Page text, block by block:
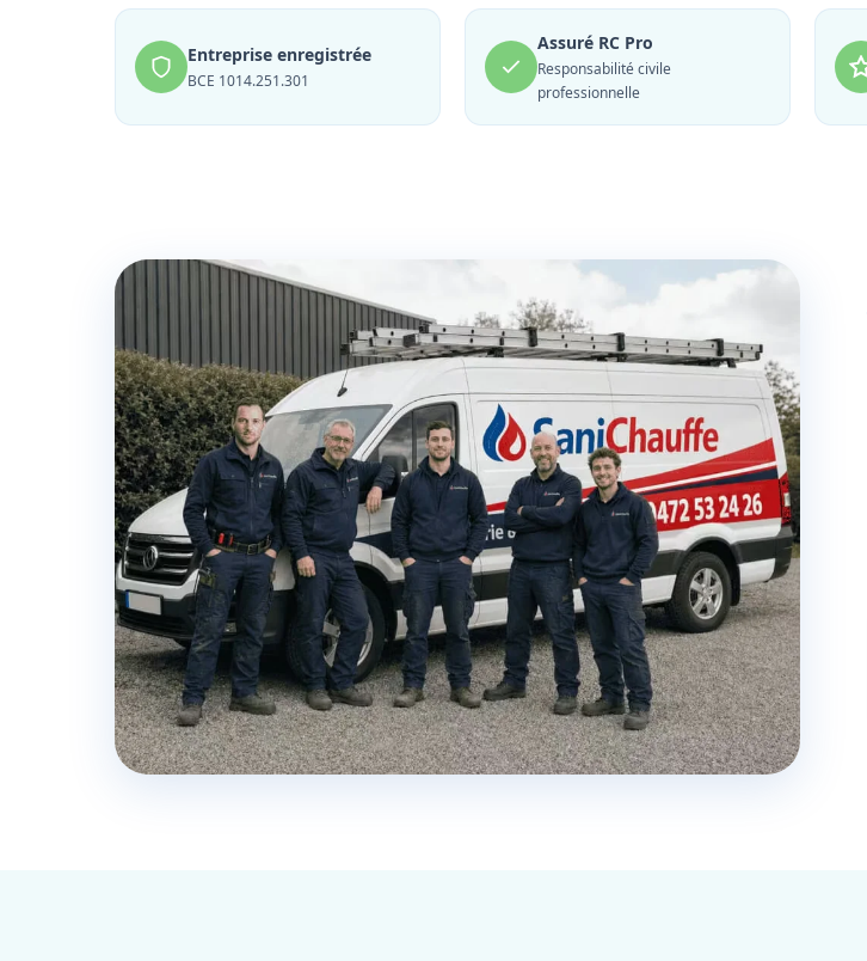
Entreprise enregistrée
BCE 1014.251.301
Assuré RC Pro
Responsabilité civile
professionnelle